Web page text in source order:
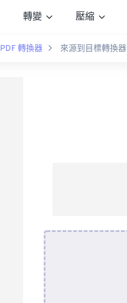
轉變 壓縮
PDF 轉換器 來源到目標轉換器